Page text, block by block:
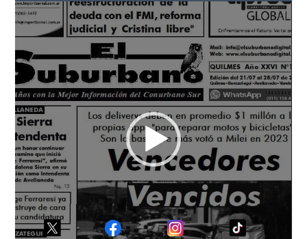
Reproductor
de
vídeo